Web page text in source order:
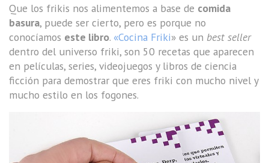
Que los frikis nos alimentemos a base de comida
basura, puede ser cierto, pero es porque no
conocíamos este libro. «Cocina Friki» es un best seller
dentro del universo friki, son 50 recetas que aparecen
en películas, series, videojuegos y libros de ciencia
ficción para demostrar que eres friki con mucho nivel y
mucho estilo en los fogones.